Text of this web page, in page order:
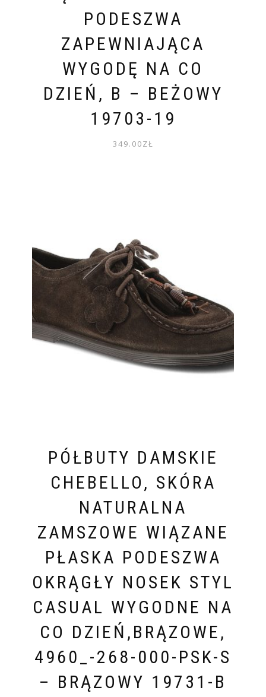
PODESZWA
ZAPEWNIAJĄCA
WYGODĘ NA CO
DZIEŃ, B – BEŻOWY
19703-19
349.00ZŁ
PÓŁBUTY DAMSKIE
CHEBELLO, SKÓRA
NATURALNA
ZAMSZOWE WIĄZANE
PŁASKA PODESZWA
OKRĄGŁY NOSEK STYL
CASUAL WYGODNE NA
CO DZIEŃ,BRĄZOWE,
4960_-268-000-PSK-S
– BRĄZOWY 19731-B